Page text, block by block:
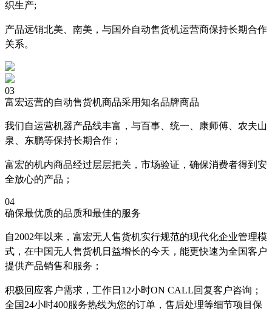
织生产;
产品远销北美、南美，与国外自动售货机运营商保持长期合作
关系。
03
富宏运营的自动售货机商品采用知名品牌商品
我们自运营机器产品线丰富，与百事、统一、康师傅、农夫山
泉、东鹏等保持长期合作；
富宏的机内商品经过层层把关，市场验证，确保消费者得到安
全放心的产品；
04
确保最优质的品质和最佳的服务
自2002年以来，富宏无人售货机实行规范的现代化企业管理模
式，在中国无人售货机日益增长的今天，能更快速为全国客户
提供产品销售和服务；
积极回应客户需求，工作日12小时ON CALL回复客户咨询；
全国24小时400服务热线为您的订单，售后处理等细节项目保